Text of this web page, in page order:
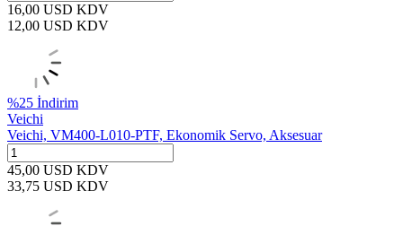
16,00 USD KDV
12,00 USD KDV
%25 İndirim
Veichi
Veichi, VM400-L010-PTF, Ekonomik Servo, Aksesuar
45,00 USD KDV
33,75 USD KDV